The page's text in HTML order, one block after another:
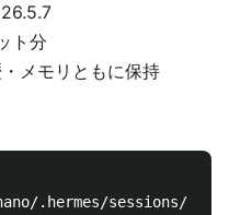
ト分
メモリともに保持
.hermes/sessions/